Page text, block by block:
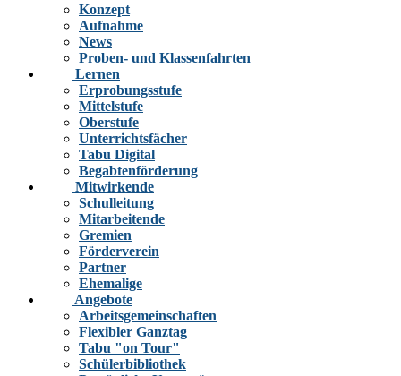
Konzept
Aufnahme
News
Proben- und Klassenfahrten
Lernen
Erprobungsstufe
Mittelstufe
Oberstufe
Unterrichtsfächer
Tabu Digital
Begabtenförderung
Mitwirkende
Schulleitung
Mitarbeitende
Gremien
Förderverein
Partner
Ehemalige
Angebote
Arbeitsgemeinschaften
Flexibler Ganztag
Tabu "on Tour"
Schülerbibliothek